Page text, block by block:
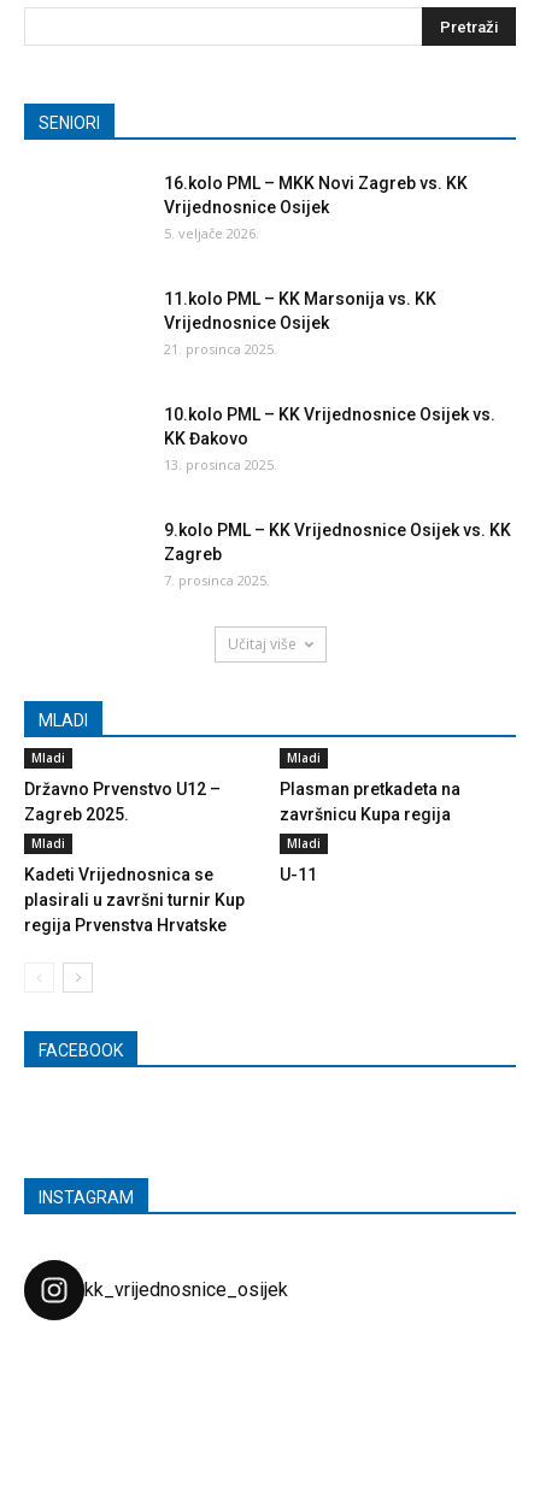
SENIORI
16.kolo PML – MKK Novi Zagreb vs. KK
Vrijednosnice Osijek
5. veljače 2026.
11.kolo PML – KK Marsonija vs. KK
Vrijednosnice Osijek
21. prosinca 2025.
10.kolo PML – KK Vrijednosnice Osijek vs.
KK Đakovo
13. prosinca 2025.
9.kolo PML – KK Vrijednosnice Osijek vs. KK
Zagreb
7. prosinca 2025.
Učitaj više
MLADI
Mladi
Državno Prvenstvo U12 –
Zagreb 2025.
Mladi
Plasman pretkadeta na
završnicu Kupa regija
Mladi
Kadeti Vrijednosnica se
plasirali u završni turnir Kup
regija Prvenstva Hrvatske
Mladi
U-11
FACEBOOK
INSTAGRAM
kk_vrijednosnice_osijek